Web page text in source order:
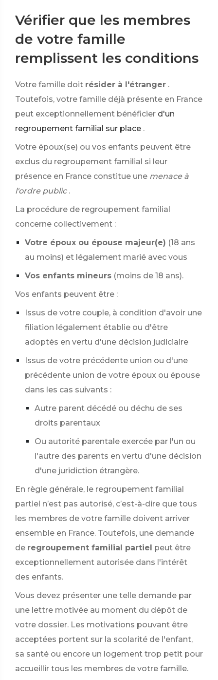
Vérifier que les membres
de votre famille
remplissent les conditions
Votre famille doit résider à l'étranger .
Toutefois, votre famille déjà présente en France
peut exceptionnellement bénéficier d'un
regroupement familial sur place .
Votre époux(se) ou vos enfants peuvent être
exclus du regroupement familial si leur
présence en France constitue une menace à
l'ordre public .
La procédure de regroupement familial
concerne collectivement :
Votre époux ou épouse majeur(e) (18 ans
au moins) et légalement marié avec vous
Vos enfants mineurs (moins de 18 ans).
Vos enfants peuvent être :
Issus de votre couple, à condition d'avoir une
filiation légalement établie ou d'être
adoptés en vertu d'une décision judiciaire
Issus de votre précédente union ou d'une
précédente union de votre époux ou épouse
dans les cas suivants :
Autre parent décédé ou déchu de ses
droits parentaux
Ou autorité parentale exercée par l'un ou
l'autre des parents en vertu d'une décision
d'une juridiction étrangère.
En règle générale, le regroupement familial
partiel n’est pas autorisé, c’est-à-dire que tous
les membres de votre famille doivent arriver
ensemble en France. Toutefois, une demande
de regroupement familial partiel peut être
exceptionnellement autorisée dans l'intérêt
des enfants.
Vous devez présenter une telle demande par
une lettre motivée au moment du dépôt de
votre dossier. Les motivations pouvant être
acceptées portent sur la scolarité de l'enfant,
sa santé ou encore un logement trop petit pour
accueillir tous les membres de votre famille.